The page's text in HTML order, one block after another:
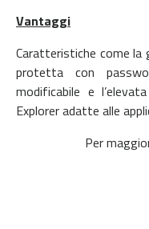
Vantaggi
Caratteristiche come
protetta con
modificabile e
Explorer adatte alle
Per